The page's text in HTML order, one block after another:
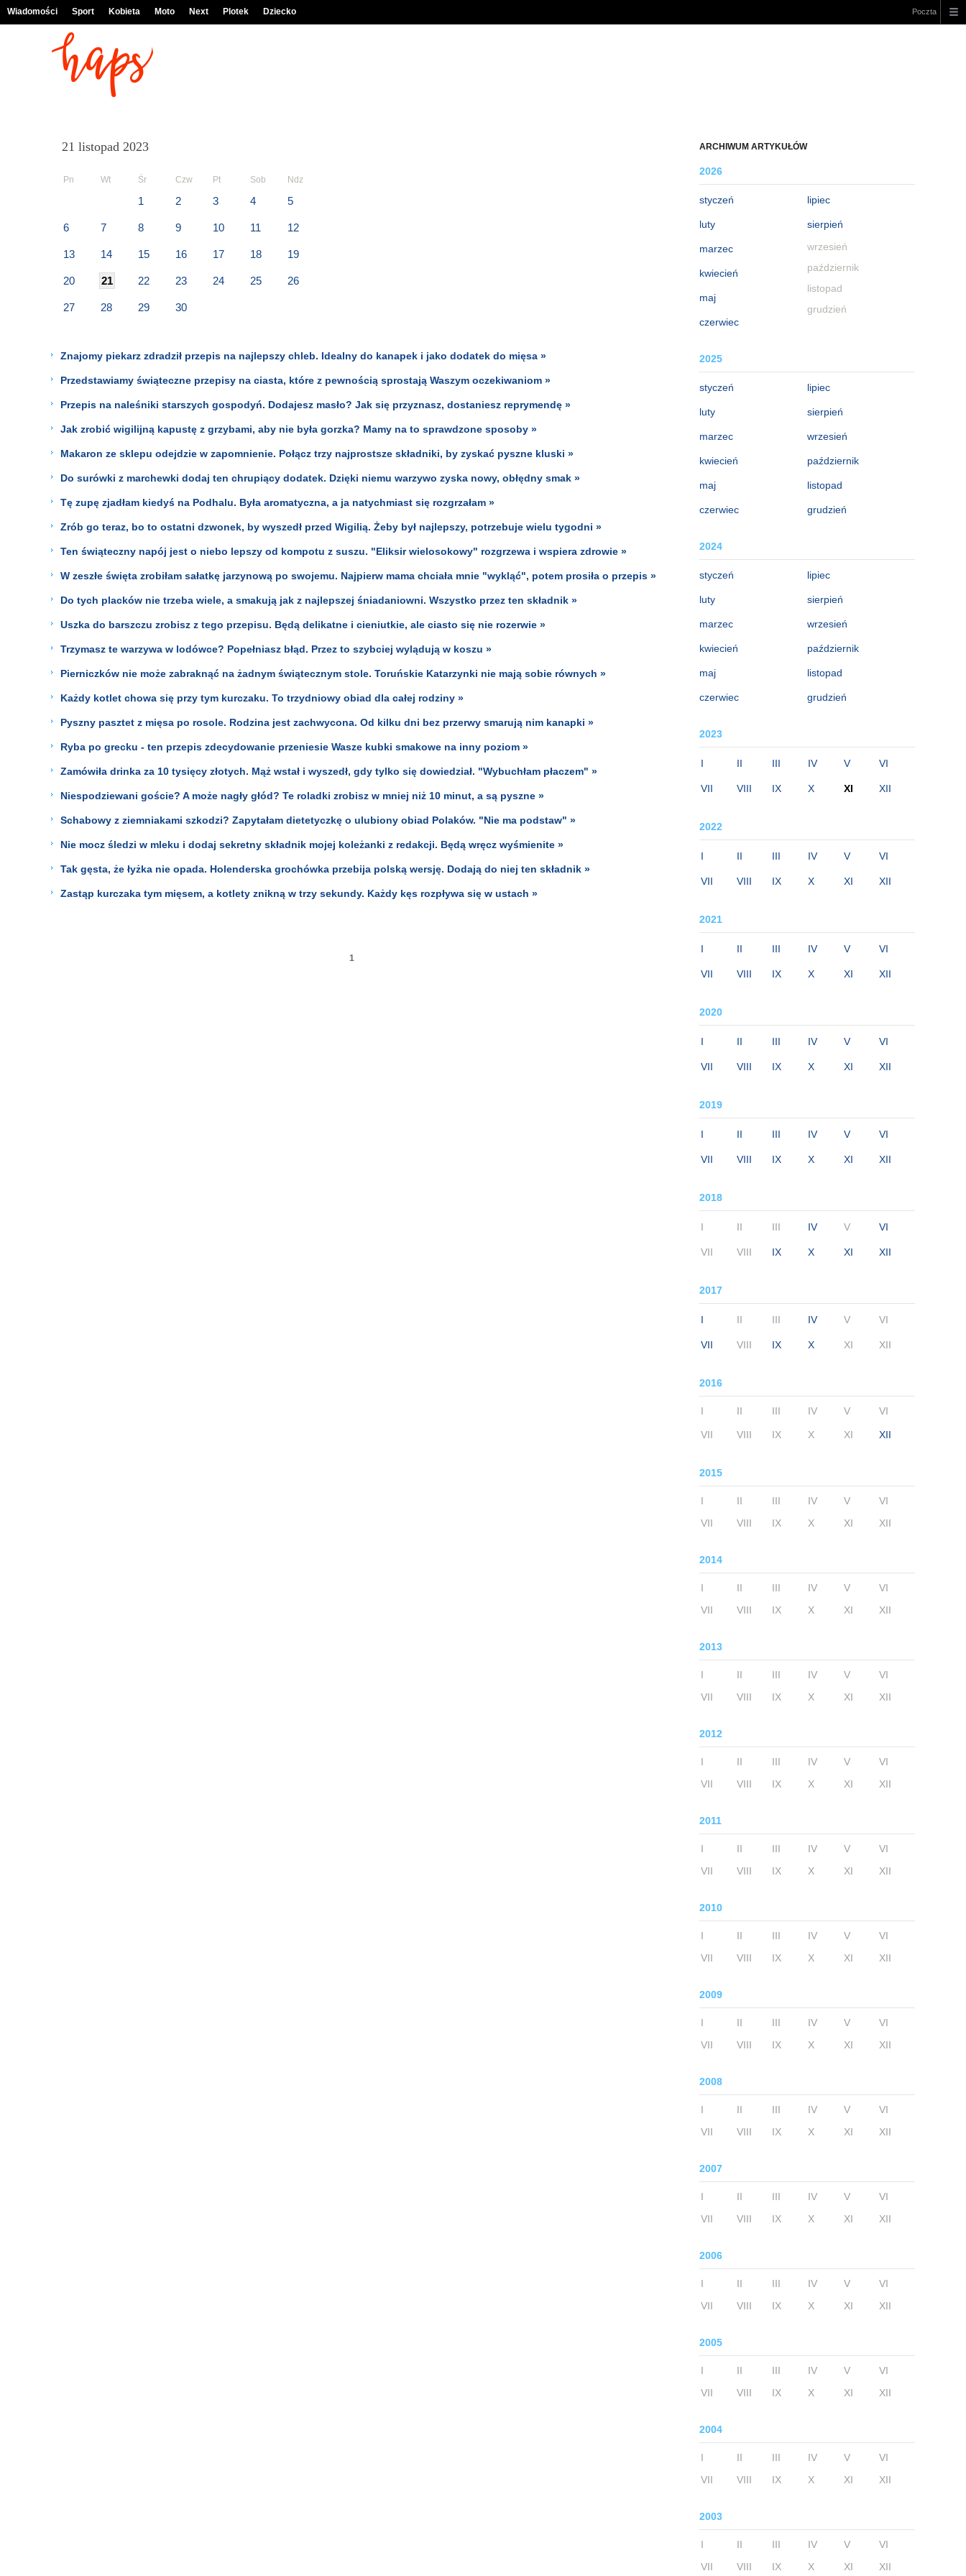
Wiadomości Sport Kobieta Moto Next Plotek Dziecko Poczta
ARCHIWUM ARTYKUŁÓW
2026
styczeń
luty
marzec
kwiecień
maj
czerwiec
lipiec
sierpień
wrzesień
październik
listopad
grudzień
2025
styczeń
luty
marzec
kwiecień
maj
czerwiec
lipiec
sierpień
wrzesień
październik
listopad
grudzień
2024
styczeń
luty
marzec
kwiecień
maj
czerwiec
lipiec
sierpień
wrzesień
październik
listopad
grudzień
2023
I II III IV V VI
VII VIII IX X XI XII
2022
I II III IV V VI
VII VIII IX X XI XII
2021
I II III IV V VI
VII VIII IX X XI XII
2020
I II III IV V VI
VII VIII IX X XI XII
2019
I II III IV V VI
VII VIII IX X XI XII
2018
I II III IV V VI
VII VIII IX X XI XII
2017
I II III IV V VI
VII VIII IX X XI XII
2016
I II III IV V VI
VII VIII IX X XI XII
2015
I II III IV V
VI
VII
VIII IX X XI XII
2014
I II III IV V
VI
VII
VIII IX X XI XII
2013
I II III IV V
VI
VII
VIII IX X XI XII
2012
I II III IV V
VI
VII
VIII IX X XI XII
2011
I II III IV V
VI
VII
VIII IX X XI XII
2010
I II III IV V
VI
VII
VIII IX X XI XII
2009
I II III IV V
VI
VII
VIII IX X XI XII
2008
I II III IV V
VI
VII
VIII IX X XI XII
2007
I II III IV V
VI
VII
VIII IX X XI XII
2006
I II III IV V
VI
VII
VIII IX X XI XII
2005
I II III IV V
VI
VII
VIII IX X XI XII
2004
I II III IV V
VI
VII
VIII IX X XI XII
2003
I II III IV V
VI
VII
VIII IX X XI XII
21 listopad 2023
Pn Wt Śr Czw Pt Sob Ndz
1 2 3 4 5
6 7 8 9 10 11 12
13 14 15 16 17 18 19
20 21 22 23 24 25 26
27 28 29 30
Znajomy piekarz zdradził przepis na najlepszy chleb. Idealny do kanapek i jako dodatek do mięsa »
Przedstawiamy świąteczne przepisy na ciasta, które z pewnością sprostają Waszym oczekiwaniom »
Przepis na naleśniki starszych gospodyń. Dodajesz masło? Jak się przyznasz, dostaniesz reprymendę »
Jak zrobić wigilijną kapustę z grzybami, aby nie była gorzka? Mamy na to sprawdzone sposoby »
Makaron ze sklepu odejdzie w zapomnienie. Połącz trzy najprostsze składniki, by zyskać pyszne kluski »
Do surówki z marchewki dodaj ten chrupiący dodatek. Dzięki niemu warzywo zyska nowy, obłędny smak »
Tę zupę zjadłam kiedyś na Podhalu. Była aromatyczna, a ja natychmiast się rozgrzałam »
Zrób go teraz, bo to ostatni dzwonek, by wyszedł przed Wigilią. Żeby był najlepszy, potrzebuje wielu tygodni »
Ten świąteczny napój jest o niebo lepszy od kompotu z suszu. "Eliksir wielosokowy" rozgrzewa i wspiera zdrowie »
W zeszłe święta zrobiłam sałatkę jarzynową po swojemu. Najpierw mama chciała mnie "wykląć", potem prosiła o przepis »
Do tych placków nie trzeba wiele, a smakują jak z najlepszej śniadaniowni. Wszystko przez ten składnik »
Uszka do barszczu zrobisz z tego przepisu. Będą delikatne i cieniutkie, ale ciasto się nie rozerwie »
Trzymasz te warzywa w lodówce? Popełniasz błąd. Przez to szybciej wylądują w koszu »
Pierniczków nie może zabraknąć na żadnym świątecznym stole. Toruńskie Katarzynki nie mają sobie równych »
Każdy kotlet chowa się przy tym kurczaku. To trzydniowy obiad dla całej rodziny »
Pyszny pasztet z mięsa po rosole. Rodzina jest zachwycona. Od kilku dni bez przerwy smarują nim kanapki »
Ryba po grecku - ten przepis zdecydowanie przeniesie Wasze kubki smakowe na inny poziom »
Zamówiła drinka za 10 tysięcy złotych. Mąż wstał i wyszedł, gdy tylko się dowiedział. "Wybuchłam płaczem" »
Niespodziewani goście? A może nagły głód? Te roladki zrobisz w mniej niż 10 minut, a są pyszne »
Schabowy z ziemniakami szkodzi? Zapytałam dietetyczkę o ulubiony obiad Polaków. "Nie ma podstaw" »
Nie mocz śledzi w mleku i dodaj sekretny składnik mojej koleżanki z redakcji. Będą wręcz wyśmienite »
Tak gęsta, że łyżka nie opada. Holenderska grochówka przebija polską wersję. Dodają do niej ten składnik »
Zastąp kurczaka tym mięsem, a kotlety znikną w trzy sekundy. Każdy kęs rozpływa się w ustach »
1